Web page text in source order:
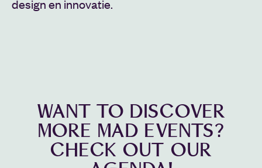
design en innovatie.
WANT TO DISCOVER
MORE MAD EVENTS?
CHECK OUT OUR